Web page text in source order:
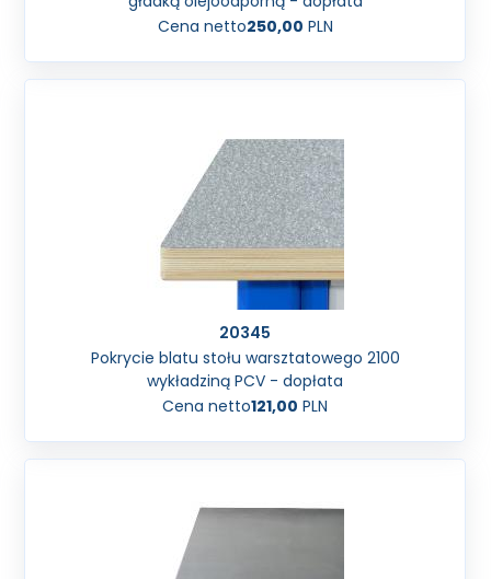
Cena netto250,00 PLN
20345
Pokrycie blatu stołu warsztatowego 2100
wykładziną PCV - dopłata
Cena netto121,00 PLN